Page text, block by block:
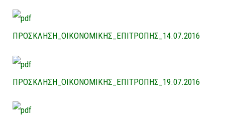
ΠΡΟΣΚΛΗΣΗ_ΟΙΚΟΝΟΜΙΚΗΣ_ΕΠΙΤΡΟΠΗΣ_14.07.2016
ΠΡΟΣΚΛΗΣΗ_ΟΙΚΟΝΟΜΙΚΗΣ_ΕΠΙΤΡΟΠΗΣ_19.07.2016